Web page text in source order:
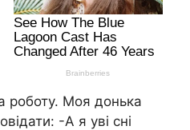
роботу. Моя донька
-А я уві сні